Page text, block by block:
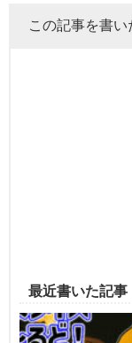
この記事を書い
最近書いた記事